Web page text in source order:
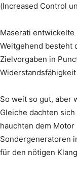
(Increased Control
Maserati
Weitgehend besteht
Zielvorgaben in
So weit so gut, aber
Gleiche dachten
hauchten dem
Sondergeneratoren
für den nötigen